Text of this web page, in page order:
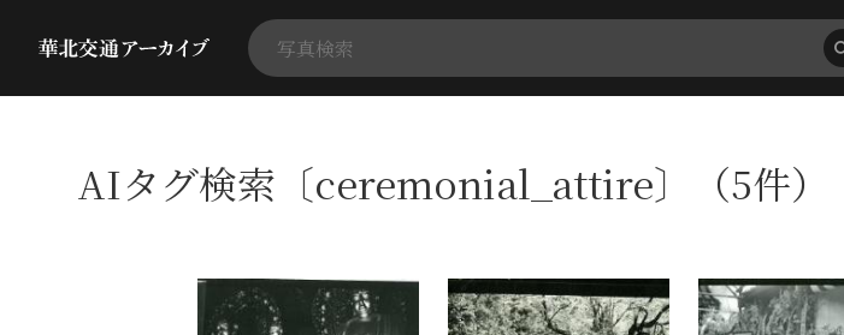
AIタグ検索〔ceremonial_attire〕（5件）